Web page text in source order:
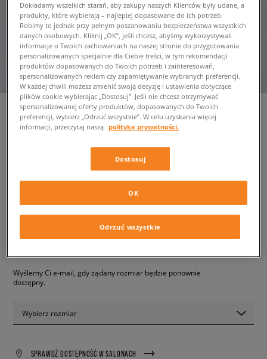
94,99 zł
SIZEERCLUB
Wyślemy Ci e-mail, gdy żądany rozmiar będzie ponownie
dostępny.
Wybierz rozmiar
SPRAWDŹ DOSTĘPNOŚĆ W SALONACH
Dokładamy wszelkich starań, aby zakupy naszych Klientów były udane, a
produkty, które wybierają – najlepiej dopasowane do ich potrzeb.
Robimy to jednak przy pełnym poszanowaniu bezpieczeństwa wszystkich
danych osobowych. Kliknij „OK”, jeśli chcesz, abyśmy wykorzystywali
informacje o Twoich zachowaniach na naszej stronie do przygotowania
personalizowanych specjalnie dla Ciebie treści, w tym rekomendacji
produktów dopasowanych do Twoich potrzeb i zainteresowań,
spersonalizowanych reklam czy zapamiętywanie wybranych preferencji.
W każdej chwili możesz zmienić swoją decyzję i ustawienia dotyczące
plików cookie wybierając „Dostosuj”. Jeśli nie chcesz otrzymywać
spersonalizowanej oferty produktów, dopasowanych do Twoich
preferencji, wybierz „Odrzuć wszystkie”. W celu uzyskania więcej
informacji, przeczytaj naszą politykę prywatności.
Dostosuj
Odrzuć wszystkie
OK